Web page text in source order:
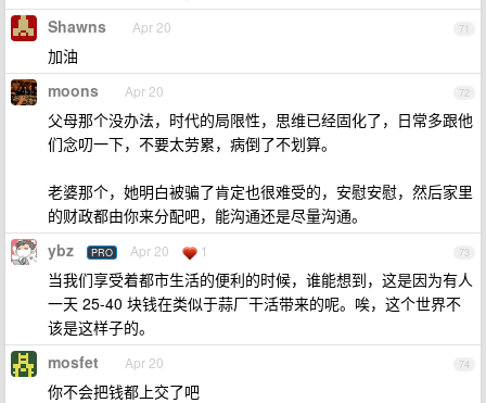
71
Shawns Apr 20
加油
72
moons Apr 20
父母那个没办法，时代的局限性，思维已经固化了，日常多跟他
们念叨一下，不要太劳累，病倒了不划算。
老婆那个，她明白被骗了肯定也很难受的，安慰安慰，然后家里
的财政都由你来分配吧，能沟通还是尽量沟通。
73
ybz PRO Apr 20 1
当我们享受着都市生活的便利的时候，谁能想到，这是因为有人
一天 25-40 块钱在类似于蒜厂干活带来的呢。唉，这个世界不
该是这样子的。
74
mosfet Apr 20
你不会把钱都上交了吧